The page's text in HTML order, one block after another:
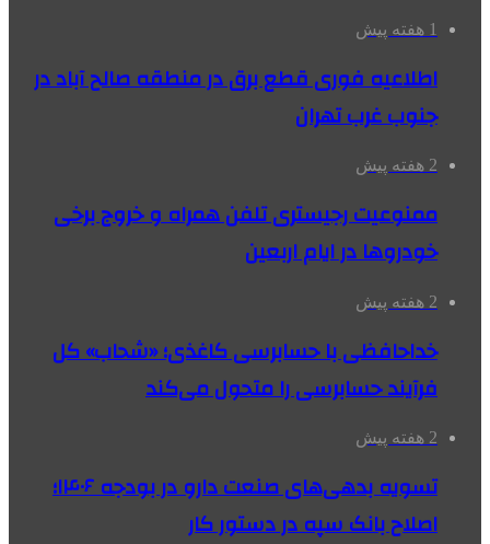
1 هفته پیش
اطلاعیه فوری قطع برق در منطقه صالح آباد در
جنوب غرب تهران
2 هفته پیش
ممنوعیت رجیستری تلفن همراه و خروج برخی
خودروها در ایام اربعین
2 هفته پیش
خداحافظی با حسابرسی کاغذی؛ «شحاب» کل
فرآیند حسابرسی را متحول می‌کند
2 هفته پیش
تسویه بدهی‌های صنعت دارو در بودجه ۱۴۰۶؛
اصلاح بانک سپه در دستور کار